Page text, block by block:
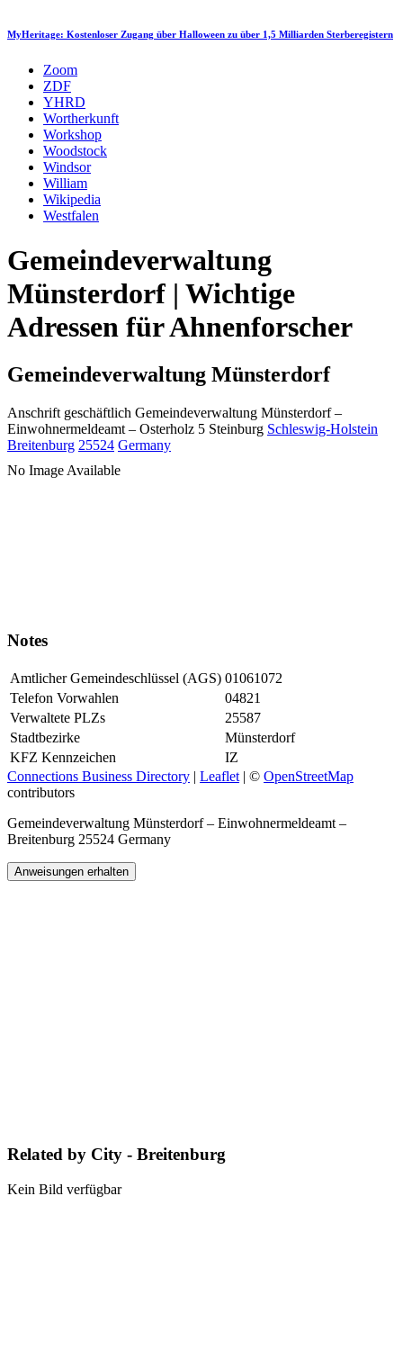
MyHeritage: Kostenloser Zugang über Halloween zu über 1,5 Milliarden Sterberegistern
Zoom
ZDF
YHRD
Wortherkunft
Workshop
Woodstock
Windsor
William
Wikipedia
Westfalen
Gemeindeverwaltung
Münsterdorf | Wichtige
Adressen für Ahnenforscher
Gemeindeverwaltung Münsterdorf
Anschrift geschäftlich Gemeindeverwaltung Münsterdorf –
Einwohnermeldeamt – Osterholz 5 Steinburg Schleswig-Holstein
Breitenburg 25524 Germany
No Image Available
Notes
Amtlicher Gemeindeschlüssel (AGS) 01061072
Telefon Vorwahlen
04821
Verwaltete PLZs
25587
Stadtbezirke
Münsterdorf
KFZ Kennzeichen
IZ
Connections Business Directory | Leaflet | © OpenStreetMap
contributors
Gemeindeverwaltung Münsterdorf – Einwohnermeldeamt –
Breitenburg 25524 Germany
Anweisungen erhalten
Related by City - Breitenburg
Kein Bild verfügbar